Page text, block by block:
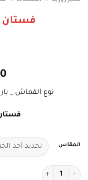
فستان
نوع القماش _
المقاس
كمية فستان سهره لون